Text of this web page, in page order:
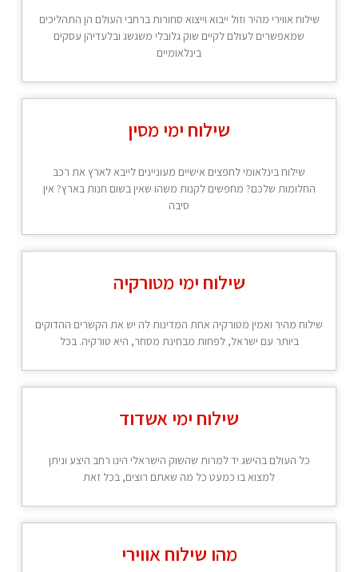
שילוח אווירי מהיר וזול ייבוא וייצוא סחורות ברחבי העולם הן התהליכים
שמאפשרים לעולם לקיים שוק גלובלי משגשג ובלעדיהן עסקים
בינלאומיים
שילוח ימי מסין
שילוח בינלאומי לחפצים אישיים מעוניינים לייבא לארץ את רכב
החלומות שלכם? מחפשים לקנות משהו שאין בשום חנות בארץ? אין
סיבה
שילוח ימי מטורקיה
שילוח מהיר ואמין מטורקיה אחת המדינות לה יש את הקשרים ההדוקים
ביותר עם ישראל, לפחות מבחינת מסחר, היא טורקיה. בכל
שילוח ימי אשדוד
כל העולם בהישג יד למרות שהשוק הישראלי הינו רחב היצע וניתן
למצוא בו כמעט כל מה שאתם רוצים, בכל זאת
מהו שילוח אווירי